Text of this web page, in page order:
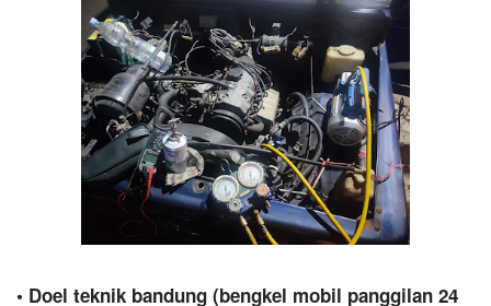
• Doel teknik bandung (bengkel mobil panggilan 24